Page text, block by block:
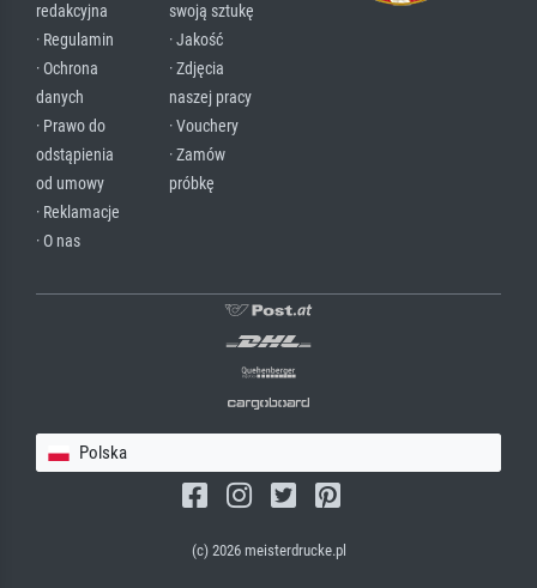
redakcyjna
· Regulamin
· Ochrona
danych
· Prawo do
odstąpienia
od umowy
· Reklamacje
· O nas
swoją sztukę
· Jakość
· Zdjęcia
naszej pracy
· Vouchery
· Zamów
próbkę
Polska
(c) 2026 meisterdrucke.pl